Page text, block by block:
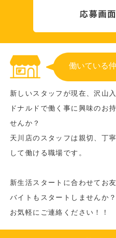
働いている
新しいスタッフが現在、沢山
ドナルドで働く事に興味のお
せんか？
天川店のスタッフは親切、丁
して働ける職場です。
新生活スタートに合わせてお
バイトもスタートしませんか？
お気軽にご連絡ください！！